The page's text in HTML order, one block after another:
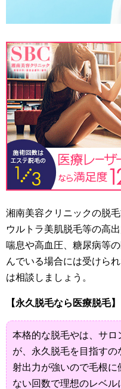
湘南美容クリニックの脱
ウルトラ美肌脱毛等の高
喘息や高血圧、糖尿病等
んでいる場合には受けら
は相談しましょう。
【永久脱毛なら医療脱毛】
本格的な脱毛やは、サ
が、永久脱毛を目指す
射出力が強いので毛根
ない回数で理想のレベ